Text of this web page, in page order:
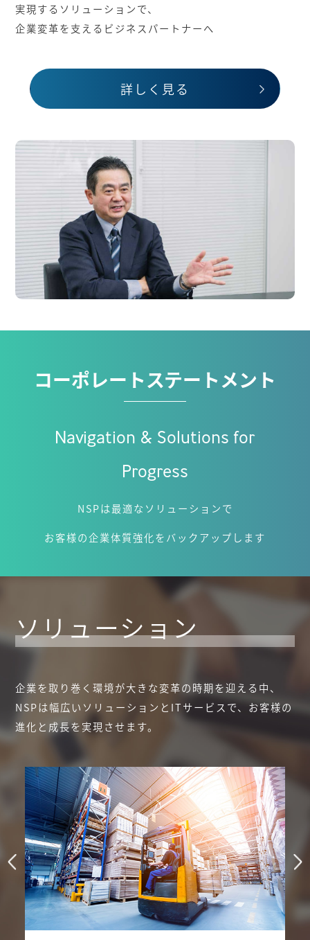
実現するソリューションで、
企業変革を支えるビジネスパートナーへ
詳しく見る
コーポレートステートメント
Navigation & Solutions for
Progress
NSPは最適なソリューションで
お客様の企業体質強化をバックアップします
ソリューション
企業を取り巻く環境が大きな変革の時期を迎える中、
NSPは幅広いソリューションとITサービスで、お客様の
進化と成長を実現させます。